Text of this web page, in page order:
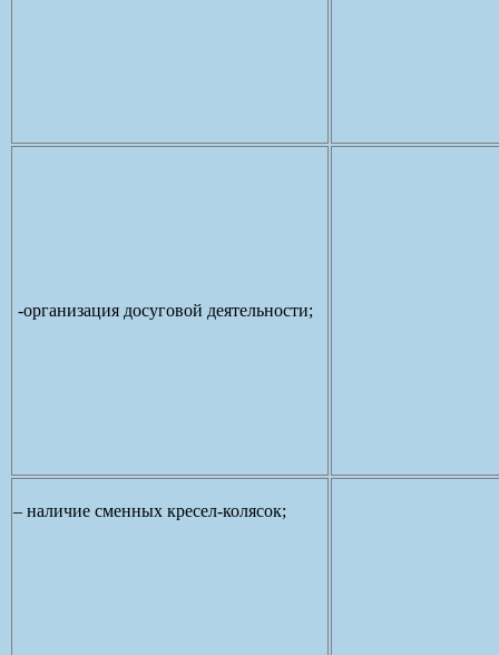
-организация досуговой деятельности;
– наличие сменных кресел-колясок;